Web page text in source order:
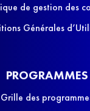
de gestion des
Générales
PROGRAMMES
Grille des